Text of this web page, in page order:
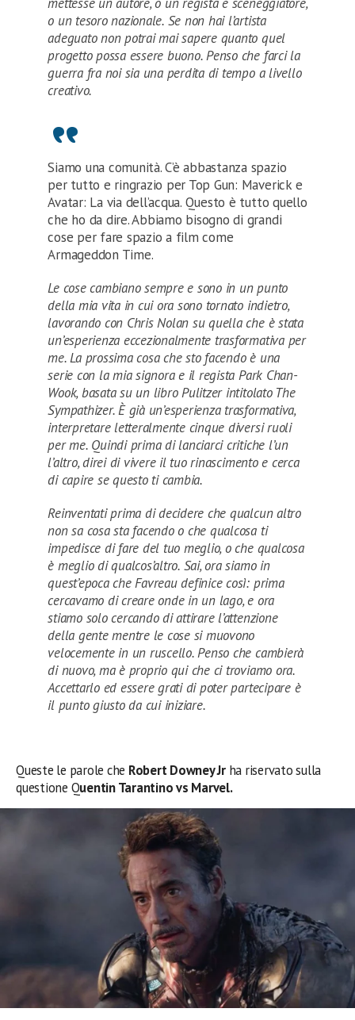
o un tesoro nazionale. Se non hai l’artista
adeguato non potrai mai sapere quanto quel
progetto possa essere buono. Penso che farci la
guerra fra noi sia una perdita di tempo a livello
creativo.
Siamo una comunità. C’è abbastanza spazio
per tutto e ringrazio per Top Gun: Maverick e
Avatar: La via dell’acqua. Questo è tutto quello
che ho da dire. Abbiamo bisogno di grandi
cose per fare spazio a film come
Armageddon Time.
Le cose cambiano sempre e sono in un punto
della mia vita in cui ora sono tornato indietro,
lavorando con Chris Nolan su quella che è stata
un’esperienza eccezionalmente trasformativa per
me. La prossima cosa che sto facendo è una
serie con la mia signora e il regista Park Chan-
Wook, basata su un libro Pulitzer intitolato The
Sympathizer. È già un’esperienza trasformativa,
interpretare letteralmente cinque diversi ruoli
per me. Quindi prima di lanciarci critiche l’un
l’altro, direi di vivere il tuo rinascimento e cerca
di capire se questo ti cambia.
Reinventati prima di decidere che qualcun altro
non sa cosa sta facendo o che qualcosa ti
impedisce di fare del tuo meglio, o che qualcosa
è meglio di qualcos’altro. Sai, ora siamo in
quest’epoca che Favreau definice così: prima
cercavamo di creare onde in un lago, e ora
stiamo solo cercando di attirare l’attenzione
della gente mentre le cose si muovono
velocemente in un ruscello. Penso che cambierà
di nuovo, ma è proprio qui che ci troviamo ora.
Accettarlo ed essere grati di poter partecipare è
il punto giusto da cui iniziare.
Queste le parole che Robert Downey Jrha riservato sulla
questione Quentin Tarantino vs Marvel.